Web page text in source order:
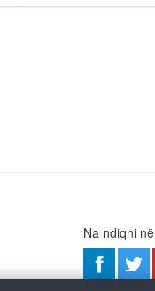
Na ndiqni në